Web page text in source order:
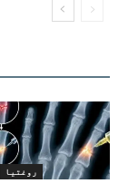
روغتیا